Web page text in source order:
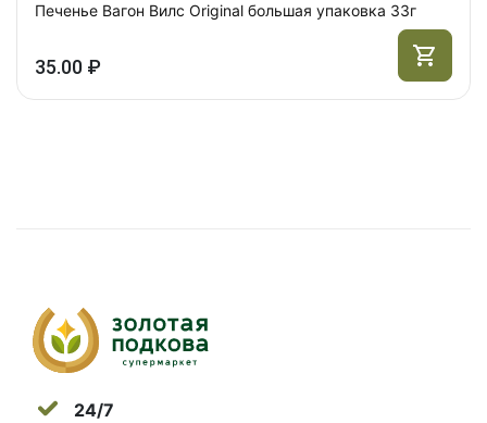
Печенье Вагон Вилс Original большая упаковка 33г
35.00 ₽
24/7